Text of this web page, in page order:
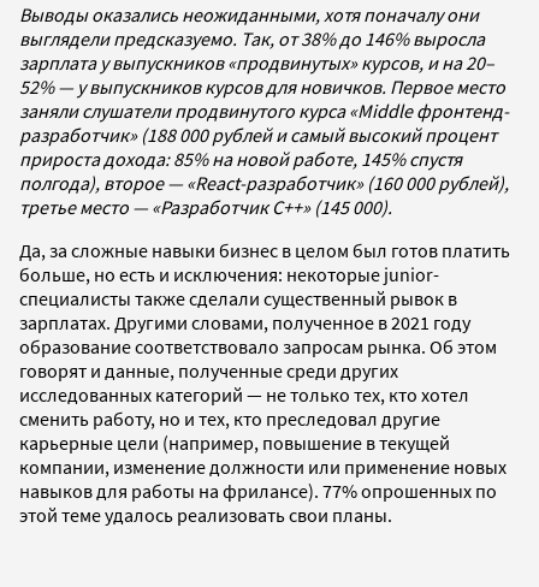
Выводы оказались неожиданными, хотя поначалу они
выглядели предсказуемо. Так, от 38% до 146% выросла
зарплата у выпускников «продвинутых» курсов, и на 20–
52% — у выпускников курсов для новичков. Первое место
заняли слушатели продвинутого курса «Middle фронтенд-
разработчик» (188 000 рублей и самый высокий процент
прироста дохода: 85% на новой работе, 145% спустя
полгода), второе — «React-разработчик» (160 000 рублей),
третье место — «Разработчик C++» (145 000).
Да, за сложные навыки бизнес в целом был готов платить
больше, но есть и исключения: некоторые junior-
специалисты также сделали существенный рывок в
зарплатах. Другими словами, полученное в 2021 году
образование соответствовало запросам рынка. Об этом
говорят и данные, полученные среди других
исследованных категорий — не только тех, кто хотел
сменить работу, но и тех, кто преследовал другие
карьерные цели (например, повышение в текущей
компании, изменение должности или применение новых
навыков для работы на фрилансе). 77% опрошенных по
этой теме удалось реализовать свои планы.